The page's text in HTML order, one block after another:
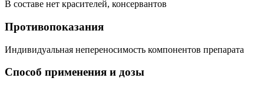
В составе нет красителей, консервантов
Противопоказания
Индивидуальная непереносимость компонентов препарата
Способ применения и дозы